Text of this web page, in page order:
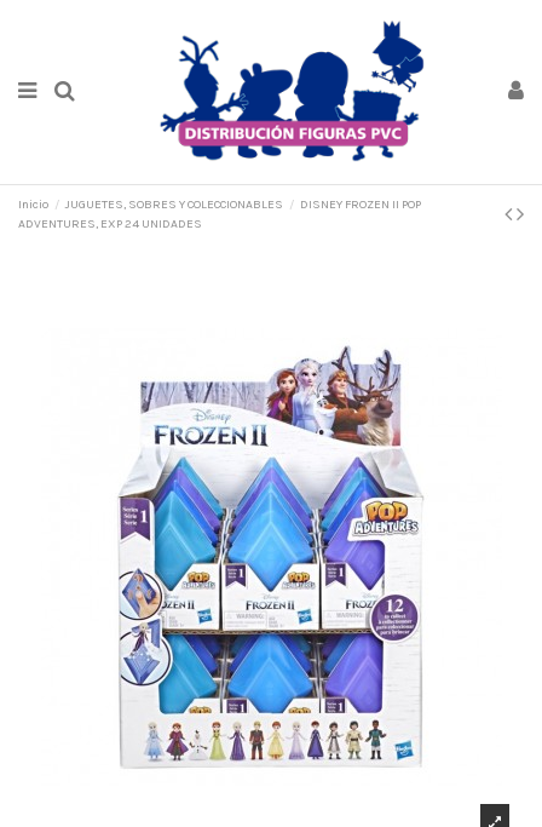
Inicio JUGUETES, SOBRES Y COLECCIONABLES
DISNEY FROZEN II POP
ADVENTURES, EXP 24 UNIDADES